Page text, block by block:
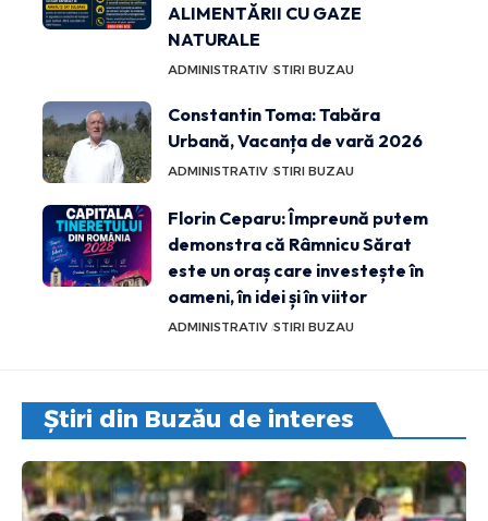
ALIMENTĂRII CU GAZE
NATURALE
ADMINISTRATIV STIRI BUZAU
Constantin Toma: Tabăra
Urbană, Vacanța de vară 2026
ADMINISTRATIV STIRI BUZAU
Florin Ceparu: Împreună putem
demonstra că Râmnicu Sărat
este un oraș care investește în
oameni, în idei și în viitor
ADMINISTRATIV STIRI BUZAU
Știri din Buzău de interes